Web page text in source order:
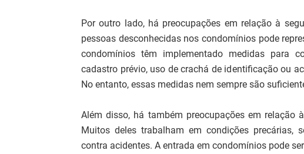
Por outro lado, há preocupações em relação à
pessoas desconhecidas nos condomínios pode
condomínios têm implementado medidas para
cadastro prévio, uso de crachá de identificação ou
No entanto, essas medidas nem sempre são
Além disso, há também preocupações em relação
Muitos deles trabalham em condições precárias,
contra acidentes. A entrada em condomínios pode